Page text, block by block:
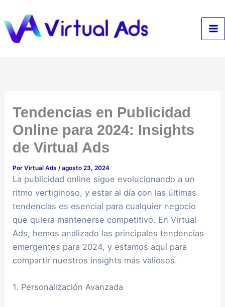
al
contenido
⁠Tendencias en Publicidad
Online para 2024: Insights
de Virtual Ads
PorVirtual Ads/agosto 23, 2024
La publicidad online sigue evolucionando a un
ritmo vertiginoso, y estar al día con las últimas
tendencias es esencial para cualquier negocio
que quiera mantenerse competitivo. En Virtual
Ads, hemos analizado las principales tendencias
emergentes para 2024, y estamos aquí para
compartir nuestros insights más valiosos.
1. Personalización Avanzada